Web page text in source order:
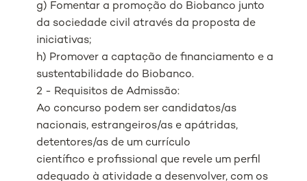
g) Fomentar a promoção do Biobanco junto
da sociedade civil através da proposta de
iniciativas;
h) Promover a captação de financiamento e a
sustentabilidade do Biobanco.
2 - Requisitos de Admissão:
Ao concurso podem ser candidatos/as
nacionais, estrangeiros/as e apátridas,
detentores/as de um currículo
científico e profissional que revele um perfil
adequado à atividade a desenvolver, com os